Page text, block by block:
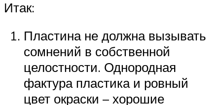
Итак:
Пластина не должна вызывать
сомнений в собственной
целостности. Однородная
фактура пластика и ровный
цвет окраски – хорошие